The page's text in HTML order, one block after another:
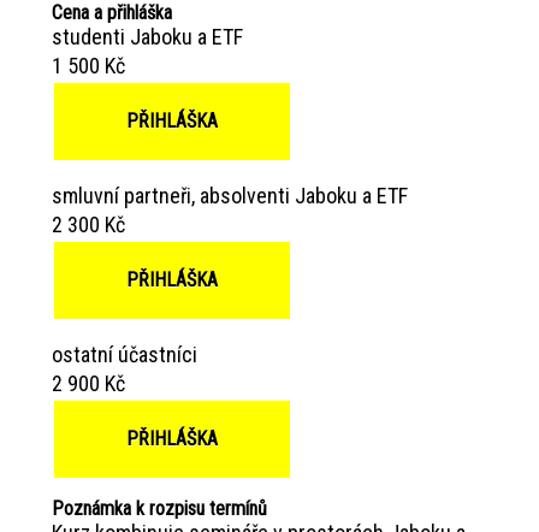
Cena a přihláška
studenti Jaboku a ETF
1 500 Kč
PŘIHLÁŠKA
smluvní partneři, absolventi Jaboku a ETF
2 300 Kč
PŘIHLÁŠKA
ostatní účastníci
2 900 Kč
PŘIHLÁŠKA
Poznámka k rozpisu termínů